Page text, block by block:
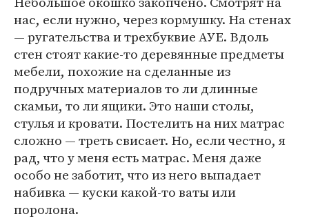
нас, если нужно, через кормушку. На стенах
— ругательства и трехбуквие АУЕ. Вдоль
стен стоят какие-то деревянные предметы
мебели, похожие на сделанные из
подручных материалов то ли длинные
скамьи, то ли ящики. Это наши столы,
стулья и кровати. Постелить на них матрас
сложно — треть свисает. Но, если честно, я
рад, что у меня есть матрас. Меня даже
особо не заботит, что из него выпадает
набивка — куски какой-то ваты или
поролона.